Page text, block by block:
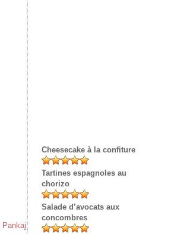
Pankaj
Cheesecake à la confiture
Tartines espagnoles au
chorizo
Salade d’avocats aux
concombres